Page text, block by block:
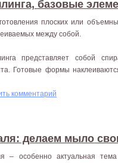
базовые
плоских или
между собой.
представляет собой
Готовые формы
комментарий
делаем мыло
особенно актуальная тема